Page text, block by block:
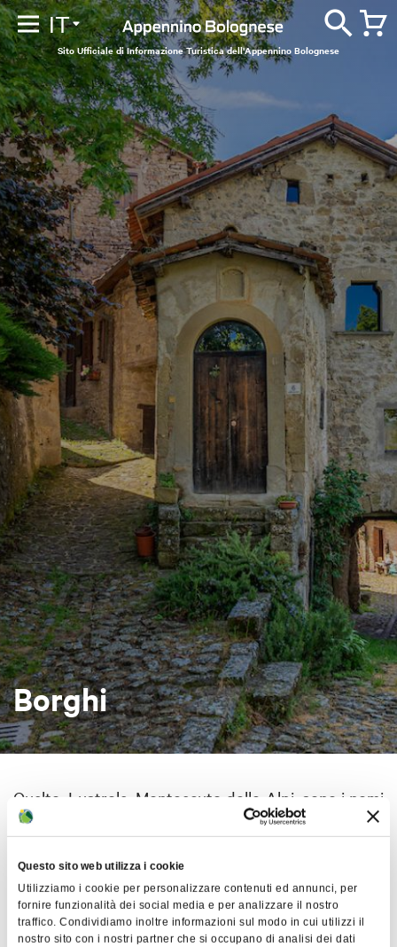
Questo sito web utilizza i cookie
Utilizziamo i cookie per personalizzare contenuti ed annunci, per
fornire funzionalità dei social media e per analizzare il nostro
traffico. Condividiamo inoltre informazioni sul modo in cui utilizzi il
nostro sito con i nostri partner che si occupano di analisi dei dati
IT
Sito Ufficiale di Informazione Turistica dell'Appennino Bolognese
Borghi
Qualto, Lustrola, Monteacuto delle Alpi, sono i nomi
di tre gioielli dell’Appennino. Borghi “divini” della
montagna bolognese, meta anche di passeggiate e
manifestazioni dedicate all’enogastronomia locale.
Magica è l’atmosfera inconfondibile del borgo di La
Scola, e suggestivi sono i colori dei muri dipinti di
Tolè…